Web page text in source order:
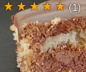
(1)